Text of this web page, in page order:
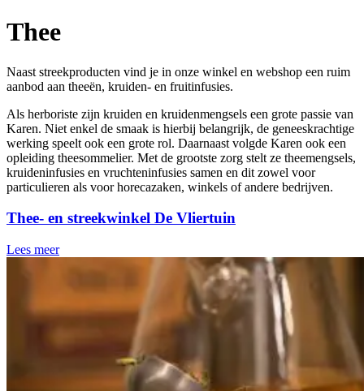
Thee
Naast streekproducten vind je in onze winkel en webshop een ruim
aanbod aan theeën, kruiden- en fruitinfusies.
Als herboriste zijn kruiden en kruidenmengsels een grote passie van
Karen. Niet enkel de smaak is hierbij belangrijk, de geneeskrachtige
werking speelt ook een grote rol. Daarnaast volgde Karen ook een
opleiding theesommelier. Met de grootste zorg stelt ze theemengsels,
kruideninfusies en vruchteninfusies samen en dit zowel voor
particulieren als voor horecazaken, winkels of andere bedrijven.
Thee- en streekwinkel De Vliertuin
Lees meer